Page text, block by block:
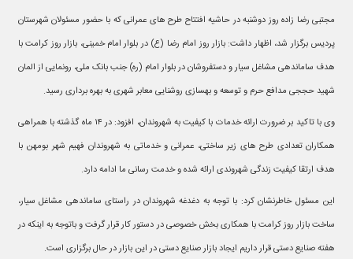
مجتبی رضا زاده روز دوشنبه در حاشیه افتتاح طرح های عمرانی که با حضور مسئولان شهرستان
پردیس برگزار شد، اظهار داشت: بازار روز امام رضا (ع) در بلوار امام خمینی، بازار روز کرامت با
هدف ساماندهی مشاغل سیار و دستفروشان در بلوار امام (ره) جنب بانک ملی، رونمایی از المان
شهید حججی مدافع حرم و توسعه و بهسازی روشنایی معابر شهری به بهره برداری رسید.
وی با تاکید بر ضرورت ارائه خدمات با کیفیت به شهروندان، افزود: در ۱۴ ماه گذشته با همراهی
همکاران تعدادی طرح های زیر ساختی، عمرانی و خدماتی به شهروندان فهیم شهر بومهن با
هدف ارتقا کیفیت زندگی شهروندی ارائه شده و خدمت رسانی ما ادامه دارد.
این مسئول خاطرنشان کرد: با توجه به دغدغه شهروندان در راستای ساماندهی مشاغل سیار،
ساخت بازار روز کرامت با همکاری بخش خصوصی در دستور کار قرار گرفت و باتوجه به اینکه در
هفته صنایع دستی قرار داریم ایجاد بازار صنایع دستی در این بازار در حال برگزاری است.